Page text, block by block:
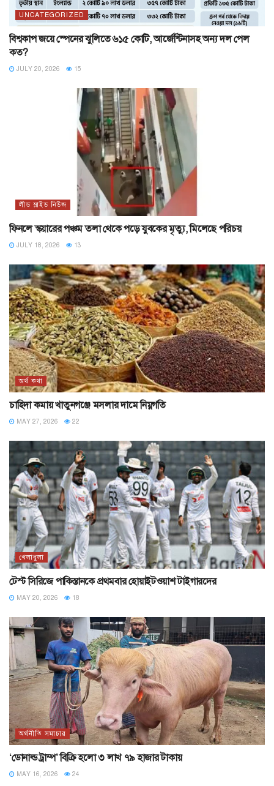
UNCATEGORIZED
বিশ্বকাপ জয়ে স্পেনের ঝুলিতে ৬১৫ কোটি, আর্জেন্টিনাসহ অন্য দল পেল
কত?
JULY 20, 2026 15
লীড স্লাইড নিউজ
ফিনলে স্কয়ারের পঞ্চম তলা থেকে পড়ে যুবকের মৃত্যু, মিলেছে পরিচয়
JULY 18, 2026 13
অর্থ কথা
চাহিদা কমায় খাতুনগঞ্জে মসলার দামে নিম্নগতি
MAY 27, 2026 22
খেলাধুলা
টেস্ট সিরিজে পাকিস্তানকে প্রথমবার হোয়াইটওয়াশ টাইগারদের
MAY 20, 2026 18
অর্থনীতি সমাচার
‘ডোনাল্ড ট্রাম্প’ বিক্রি হলো ৩ লাখ ৭৯ হাজার টাকায়
MAY 16, 2026 24